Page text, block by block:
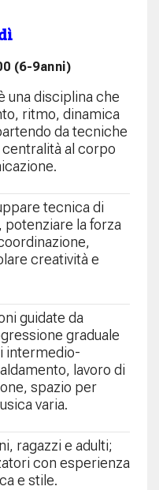
(6-9anni)
una disciplina che
ritmo, dinamica
da tecniche
al corpo
tecnica di
potenziare la forza
creatività e
guidate da
graduale
intermedio-
lavoro di
spazio per
varia.
ragazzi e adulti;
con esperienza
e stile.